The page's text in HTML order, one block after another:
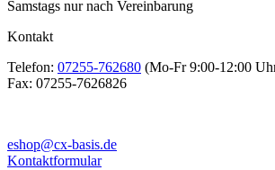
Samstags nur nach Vereinbarung
Kontakt
Telefon: 07255-762680 (Mo-Fr 9:00-12:00
Fax: 07255-7626826
eshop@cx-basis.de
Kontaktformular